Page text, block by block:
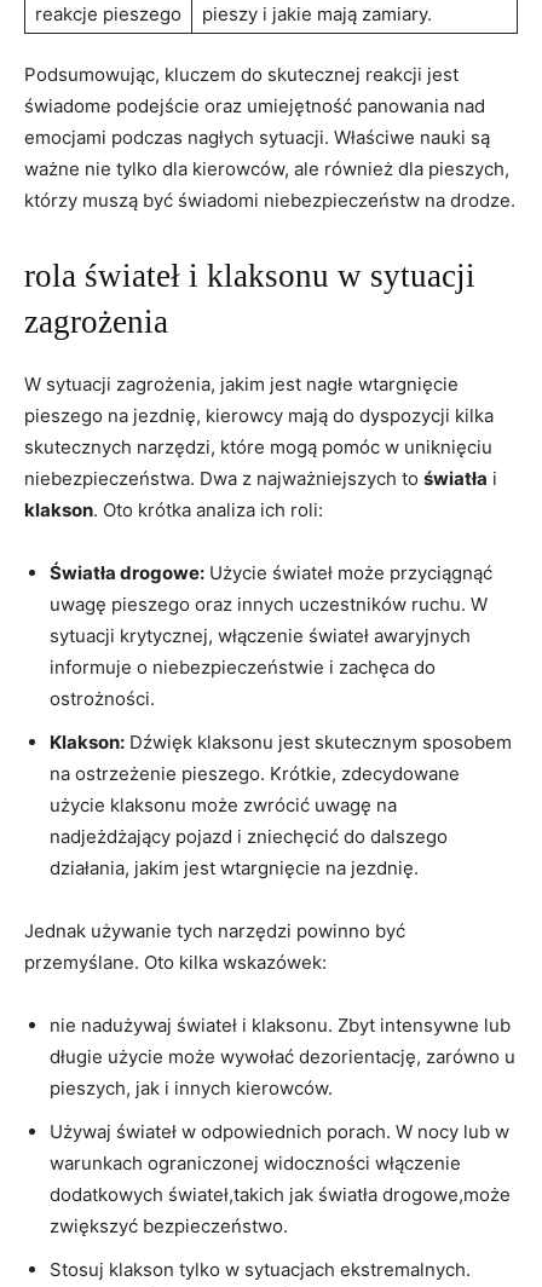
reakcje pieszego
pieszy i jakie mają zamiary.
Podsumowując, kluczem do skutecznej reakcji jest
świadome podejście oraz umiejętność panowania nad
emocjami podczas nagłych sytuacji. Właściwe nauki są
ważne nie tylko dla kierowców, ale również dla pieszych,
którzy muszą być świadomi niebezpieczeństw na drodze.
rola świateł i klaksonu w sytuacji
zagrożenia
W sytuacji zagrożenia, jakim jest nagłe wtargnięcie
pieszego na jezdnię, kierowcy mają do dyspozycji kilka
skutecznych narzędzi, które mogą pomóc w uniknięciu
niebezpieczeństwa. Dwa z najważniejszych to światła i
klakson. Oto krótka analiza ich roli:
Światła drogowe: Użycie świateł może przyciągnąć
uwagę pieszego oraz innych uczestników ruchu. W
sytuacji krytycznej, włączenie świateł awaryjnych
informuje o niebezpieczeństwie i zachęca do
ostrożności.
Klakson: Dźwięk klaksonu jest skutecznym sposobem
na ostrzeżenie pieszego. Krótkie, zdecydowane
użycie klaksonu może zwrócić uwagę na
nadjeżdżający pojazd i zniechęcić do dalszego
działania, jakim jest wtargnięcie na jezdnię.
Jednak używanie tych narzędzi powinno być
przemyślane. Oto kilka wskazówek:
nie nadużywaj świateł i klaksonu. Zbyt intensywne lub
długie użycie może wywołać dezorientację, zarówno u
pieszych, jak i innych kierowców.
Używaj świateł w odpowiednich porach. W nocy lub w
warunkach ograniczonej widoczności włączenie
dodatkowych świateł,takich jak światła drogowe,może
zwiększyć bezpieczeństwo.
Stosuj klakson tylko w sytuacjach ekstremalnych.